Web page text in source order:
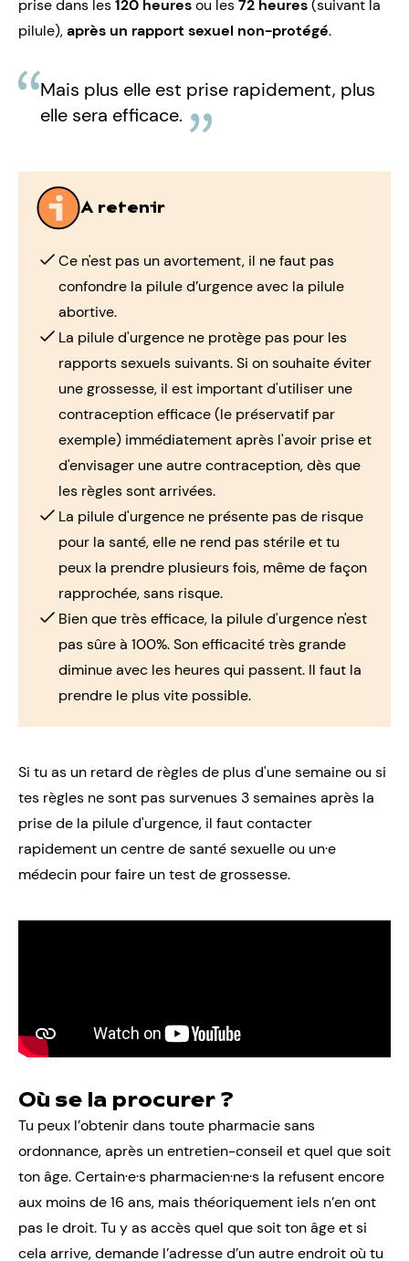
prise dans les120 heuresou les72 heures(suivant la
pilule),après un rapport sexuel non-protégé.
Mais plus elle est prise rapidement, plus
elle sera efficace.
A retenir
Ce n'est pas un avortement, il ne faut pas
confondre la pilule d’urgence avec la pilule
abortive.
La pilule d'urgence ne protège pas pour les
rapports sexuels suivants. Si on souhaite éviter
une grossesse, il est important d'utiliser une
contraception efficace (le préservatif par
exemple) immédiatement après l'avoir prise et
d'envisager une autre contraception, dès que
les règles sont arrivées.
La pilule d'urgence ne présente pas de risque
pour la santé, elle ne rend pas stérile et tu
peux la prendre plusieurs fois, même de façon
rapprochée, sans risque.
Bien que très efficace, la pilule d'urgence n'est
pas sûre à 100%. Son efficacité très grande
diminue avec les heures qui passent. Il faut la
prendre le plus vite possible.
Si tu as un retard de règles de plus d'une semaine ou si
tes règles ne sont pas survenues 3 semaines après la
prise de la pilule d'urgence, il faut contacter
rapidement uncentre de santé sexuelleou un·e
médecin pour faire untest de grossesse.
Où se la procurer ?
Tu peux l’obtenir dans toute pharmacie sans
ordonnance, après un entretien-conseil et quel que soit
ton âge. Certain·e·s pharmacien·ne·s la refusent encore
aux moins de 16 ans, mais théoriquement iels n’en ont
pas le droit. Tu y as accès quel que soit ton âge et si
cela arrive, demande l’adresse d’un autre endroit où tu